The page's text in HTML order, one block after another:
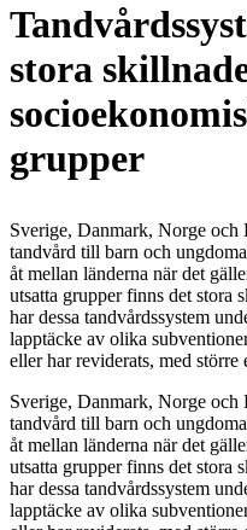
stora
grupper
Sverige, Danmark, Norge
tandvård till barn och
åt mellan länderna när det
utsatta grupper finns det stora
har dessa tand­vårdssystem
lapptäcke av olika
eller har reviderats, med
Sverige, Danmark, Norge
tandvård till barn och
åt mellan länderna när det
utsatta grupper finns det stora
har dessa tand­vårdssystem
lapptäcke av olika